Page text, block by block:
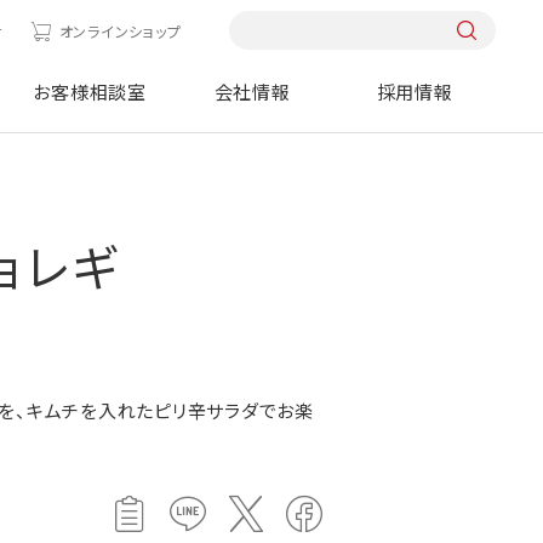
オンラインショップ
お客様相談室 会社情報 採用情報
レギ
、キムチを入れたピリ辛サラダでお楽